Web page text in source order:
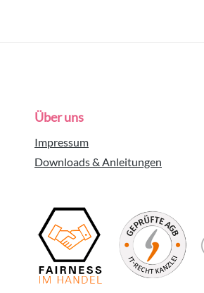
Über uns
Impressum
Downloads & Anleitungen